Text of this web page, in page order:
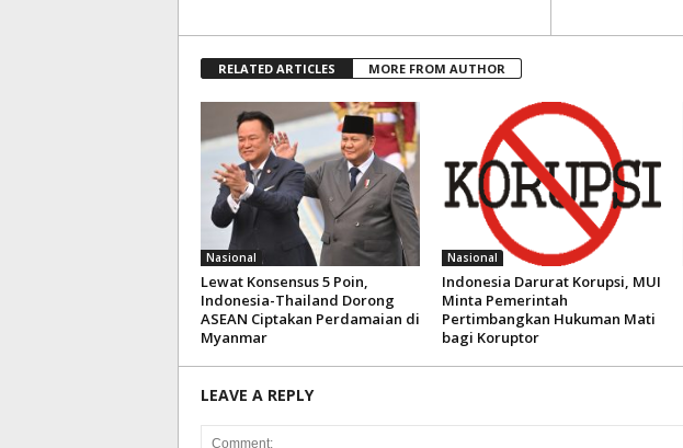
RELATED ARTICLES MORE FROM AUTHOR
Nasional
Lewat Konsensus 5 Poin,
Indonesia-Thailand Dorong
ASEAN Ciptakan Perdamaian di
Myanmar
Nasional
Indonesia Darurat Korupsi, MUI
Minta Pemerintah
Pertimbangkan Hukuman Mati
bagi Koruptor
LEAVE A REPLY